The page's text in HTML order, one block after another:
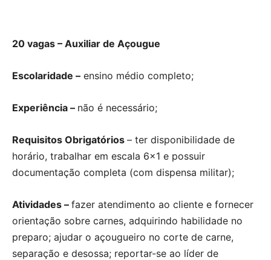
20 vagas – Auxiliar de Açougue
Escolaridade – ensino médio completo;
Experiência – não é necessário;
Requisitos Obrigatórios – ter disponibilidade de
horário, trabalhar em escala 6×1 e possuir
documentação completa (com dispensa militar);
Atividades – fazer atendimento ao cliente e fornecer
orientação sobre carnes, adquirindo habilidade no
preparo; ajudar o açougueiro no corte de carne,
separação e desossa; reportar-se ao líder de